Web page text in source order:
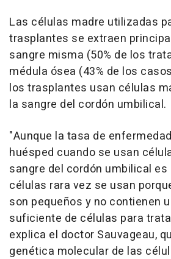
Las células madre utilizadas
trasplantes se extraen
sangre misma (50% de los
médula ósea (43% de los
los trasplantes usan células
la sangre del cordón umbilical.
"Aunque la tasa de
huésped cuando se usan
sangre del cordón umbilical
células rara vez se usan
son pequeños y no contienen
suficiente de células para
explica el doctor Sauvageau,
genética molecular de las